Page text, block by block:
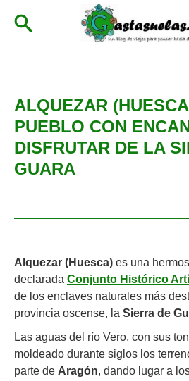
ALQUEZAR
PUEBLO CON
DISFRUTAR DE LA
GUARA
Alquezar (Huesca) es una
declarada Conjunto Histórico
de los enclaves naturales más
provincia oscense, la Sierra de
Las aguas del río Vero, con sus
moldeado durante siglos los
parte de Aragón, dando lugar a